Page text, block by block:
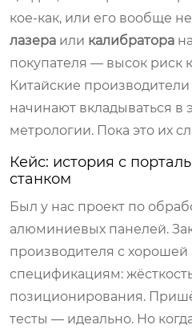
кое-как, или его вообще
лазера или калибратора
покупателя — высок риск
Китайские производители
начинают вкладываться в
метрологии. Пока это их
Кейс: история с
станком
Был у нас проект по
алюминиевых панелей.
производителя с
спецификациям:
позиционирования.
тесты — идеально. Но